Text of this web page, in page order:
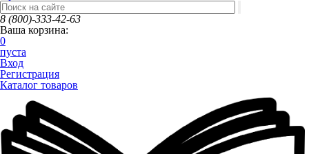
8 (800)-333-42-63
Ваша корзина:
0
пуста
Вход
Регистрация
Каталог товаров